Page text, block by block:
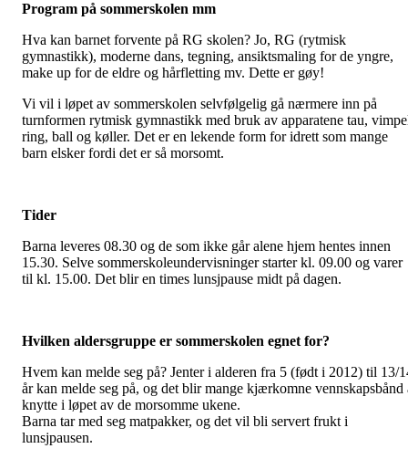
Program på sommerskolen mm
Hva kan barnet forvente på RG skolen? Jo, RG (rytmisk
gymnastikk), moderne dans, tegning, ansiktsmaling for de yngre,
make up for de eldre og hårfletting mv. Dette er gøy!
Vi vil i løpet av sommerskolen selvfølgelig gå nærmere inn på
turnformen rytmisk gymnastikk med bruk av apparatene tau,
ring, ball og køller. Det er en lekende form for idrett som mange
barn elsker fordi det er så morsomt.
Tider
Barna leveres 08.30 og de som ikke går alene hjem hentes innen
15.30. Selve sommerskoleundervisninger starter kl. 09.00 og varer
til kl. 15.00. Det blir en times lunsjpause midt på dagen.
Hvilken aldersgruppe er sommerskolen egnet for?
Hvem kan melde seg på? Jenter i alderen fra 5 (født i 2012) til 13/
år kan melde seg på, og det blir mange kjærkomne vennskapsbånd
knytte i løpet av de morsomme ukene.
Barna tar med seg matpakker, og det vil bli servert frukt i
lunsjpausen.